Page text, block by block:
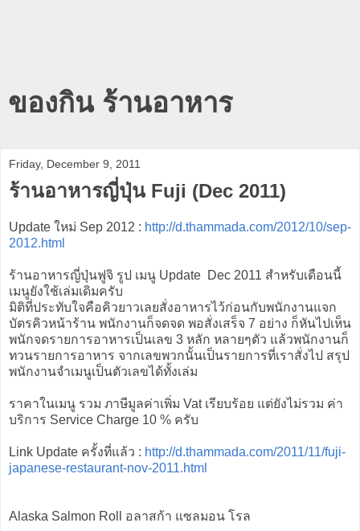
ของกิน ร้านอาหาร
Friday, December 9, 2011
ร้านอาหารญี่ปุ่น Fuji (Dec 2011)
Update ใหม่ Sep 2012 : http://d.thammada.com/2012/10/sep-
2012.html
ร้านอาหารญี่ปุ่นฟูจิ รูป เมนู Update Dec 2011 สำหรับเดือนนี้
เมนูยังใช้เล่มเดิมครับ
มิติที่ประทับใจคือคิวยาวเลยสั่งอาหารไว้ก่อนกับพนักงานแจก
บัตรคิวหน้าร้าน พนักงานก็จดจด พอสั่งเสร็จ 7 อย่าง ก็หันไปเห็น
พนักจดรายการอาหารเป็นเลข 3 หลัก หลายๆตัว แล้วพนักงานก็
ทวนรายการอาหาร จากเลขพวกนั้นเป็นรายการที่เราสั่งไป สรุป
พนักงานจำเมนูเป็นตัวเลขได้ทั้งเล่ม
ราคาในเมนู รวม ภาษีมูลค่าเพิ่ม Vat เรียบร้อย แต่ยังไม่รวม ค่า
บริการ Service Charge 10 % ครับ
Link Update ครั้งที่แล้ว : http://d.thammada.com/2011/11/fuji-
japanese-restaurant-nov-2011.html
Alaska Salmon Roll อลาสก้า แซลมอน โรล